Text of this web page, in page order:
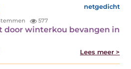
netgedicht
577
door winterkou bevangen in
Lees meer >